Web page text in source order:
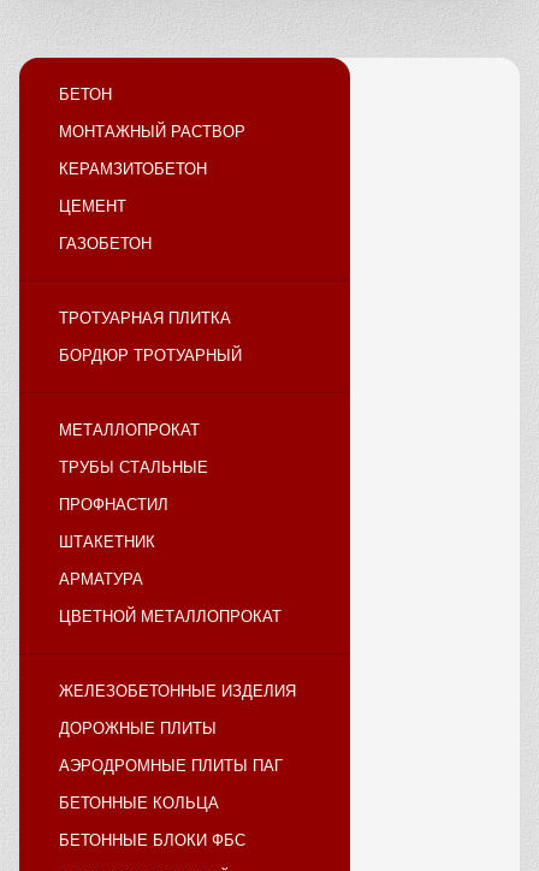
БЕТОН
МОНТАЖНЫЙ РАСТВОР
КЕРАМЗИТОБЕТОН
ЦЕМЕНТ
ГАЗОБЕТОН
ТРОТУАРНАЯ ПЛИТКА
БОРДЮР ТРОТУАРНЫЙ
МЕТАЛЛОПРОКАТ
ТРУБЫ СТАЛЬНЫЕ
ПРОФНАСТИЛ
ШТАКЕТНИК
АРМАТУРА
ЦВЕТНОЙ МЕТАЛЛОПРОКАТ
ЖЕЛЕЗОБЕТОННЫЕ ИЗДЕЛИЯ
ДОРОЖНЫЕ ПЛИТЫ
АЭРОДРОМНЫЕ ПЛИТЫ ПАГ
БЕТОННЫЕ КОЛЬЦА
БЕТОННЫЕ БЛОКИ ФБС